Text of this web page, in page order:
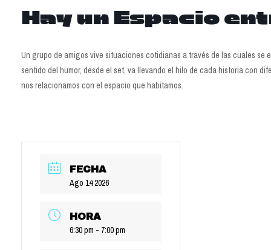
Hay un Espacio
Un grupo de amigos vive situaciones cotidianas a través de las cuales
sentido del humor, desde el set, va llevando el hilo de cada historia con
nos relacionamos con el espacio que habitamos.
FECHA
Ago 14 2026
HORA
6:30 pm - 7:00 pm